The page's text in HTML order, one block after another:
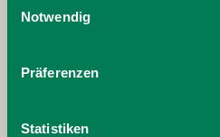
Cookies, wenn Sie unsere
Notwendig
Präferenzen
Statistiken